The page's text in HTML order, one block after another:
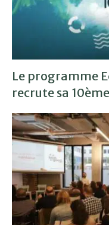
Le programme
recrute sa